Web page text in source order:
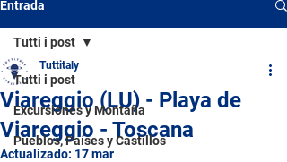
Entrada
Tutti i post
Excursiones y Montaña
Pueblos, Países y Castillos
Tutti i post
Viareggio (LU) - Playa de
Viareggio - Toscana
Tuttitaly
Actualizado: 17 mar